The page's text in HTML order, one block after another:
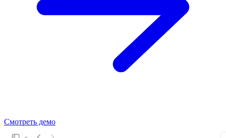
Смотреть демо